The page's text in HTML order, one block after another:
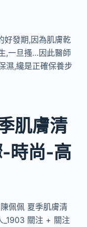
好發期,因為肌膚乾
,一旦搔…因此醫師
濕,纔是正確保養步
肌膚清
-時尚-高
佩佩 夏季肌膚清
_1903 關注 + 關注